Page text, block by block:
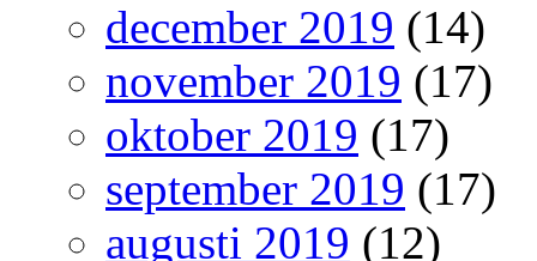
december 2019 (14)
november 2019 (17)
oktober 2019 (17)
september 2019 (17)
augusti 2019 (12)